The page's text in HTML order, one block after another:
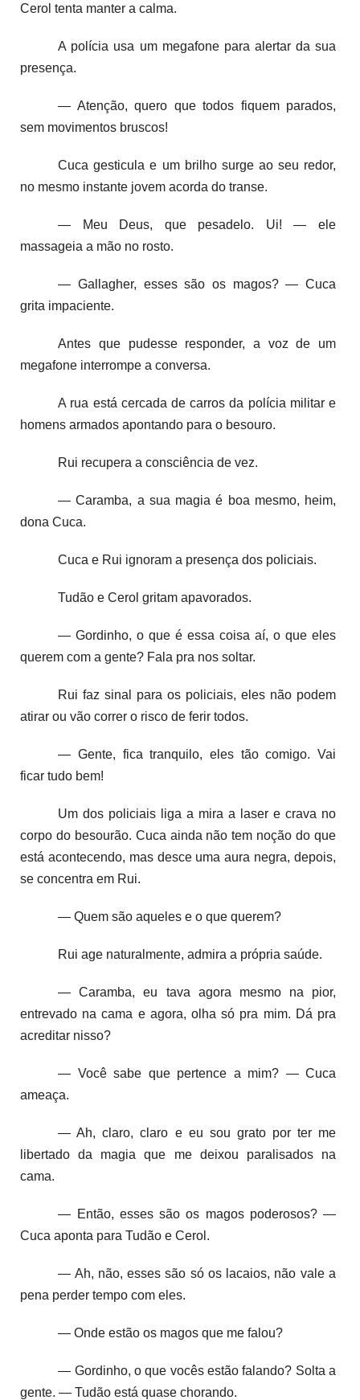
Cerol tenta manter a calma.
A polícia usa um megafone para alertar da sua
presença.
— Atenção, quero que todos fiquem parados,
sem movimentos bruscos!
Cuca gesticula e um brilho surge ao seu redor,
no mesmo instante jovem acorda do transe.
— Meu Deus, que pesadelo. Ui! — ele
massageia a mão no rosto.
— Gallagher, esses são os magos? — Cuca
grita impaciente.
Antes que pudesse responder, a voz de um
megafone interrompe a conversa.
A rua está cercada de carros da polícia militar e
homens armados apontando para o besouro.
Rui recupera a consciência de vez.
— Caramba, a sua magia é boa mesmo, heim,
dona Cuca.
Cuca e Rui ignoram a presença dos policiais.
Tudão e Cerol gritam apavorados.
— Gordinho, o que é essa coisa aí, o que eles
querem com a gente? Fala pra nos soltar.
Rui faz sinal para os policiais, eles não podem
atirar ou vão correr o risco de ferir todos.
— Gente, fica tranquilo, eles tão comigo. Vai
ficar tudo bem!
Um dos policiais liga a mira a laser e crava no
corpo do besourão. Cuca ainda não tem noção do que
está acontecendo, mas desce uma aura negra, depois,
se concentra em Rui.
— Quem são aqueles e o que querem?
Rui age naturalmente, admira a própria saúde.
— Caramba, eu tava agora mesmo na pior,
entrevado na cama e agora, olha só pra mim. Dá pra
acreditar nisso?
— Você sabe que pertence a mim? — Cuca
ameaça.
— Ah, claro, claro e eu sou grato por ter me
libertado da magia que me deixou paralisados na
cama.
— Então, esses são os magos poderosos? —
Cuca aponta para Tudão e Cerol.
— Ah, não, esses são só os lacaios, não vale a
pena perder tempo com eles.
— Onde estão os magos que me falou?
— Gordinho, o que vocês estão falando? Solta a
gente. — Tudão está quase chorando.